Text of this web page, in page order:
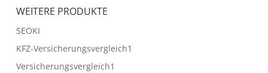
WEITERE PRODUKTE
SEOKI
KFZ-Versicherungsvergleich1
Versicherungsvergleich1